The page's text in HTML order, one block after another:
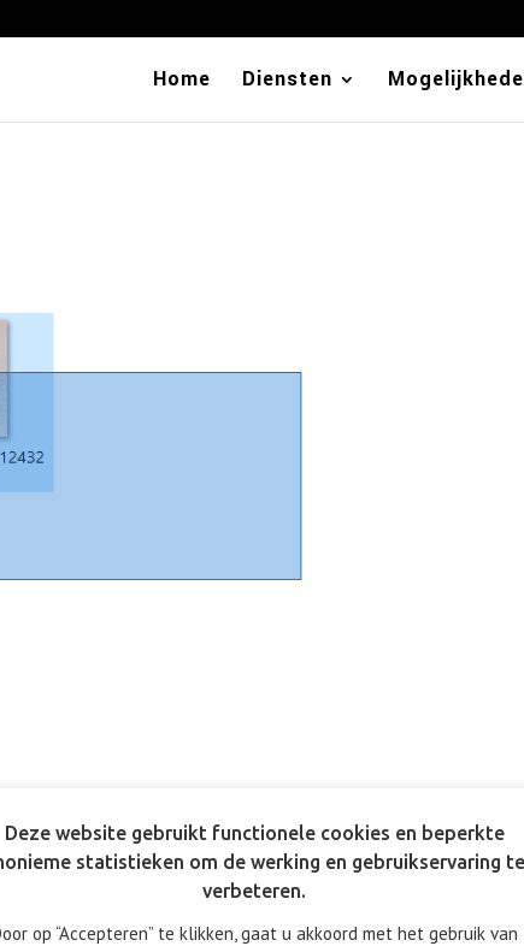
Home Diensten
Deze website gebruikt functionele cookies en beperkte
statistieken om de werking en gebruikservaring te
verbeteren.
op “Accepteren” te klikken, gaat u akkoord met het gebruik van